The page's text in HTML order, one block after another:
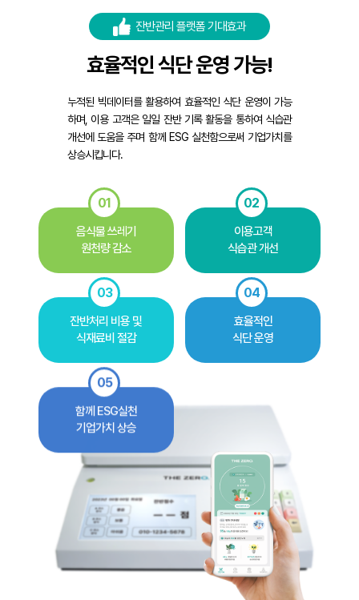
잔반관리 플랫폼 기대효과
효율적인 식단 운영 가능!
누적된 빅데이터를 활용하여 효율적인 식단 운영이 가능
하며, 이용 고객은 일일 잔반 기록활동을 통하여 식습관
개선에 도움을 주며 함께 ESG 실천함으로써 기업가치를
상승시킵니다.
01
음식물 쓰레기
원천량 감소
02
이용고객
식습관 개선
03
잔반처리 비용 및
식재료비 절감
04
효율적인
식단 운영
05
함께 ESG실천
기업가치 상승